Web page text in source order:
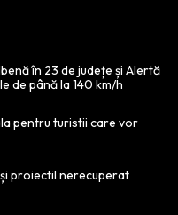
în 23 de județe și Alertă
de până la 140 km/h
pentru turistii care vor
proiectil nerecuperat